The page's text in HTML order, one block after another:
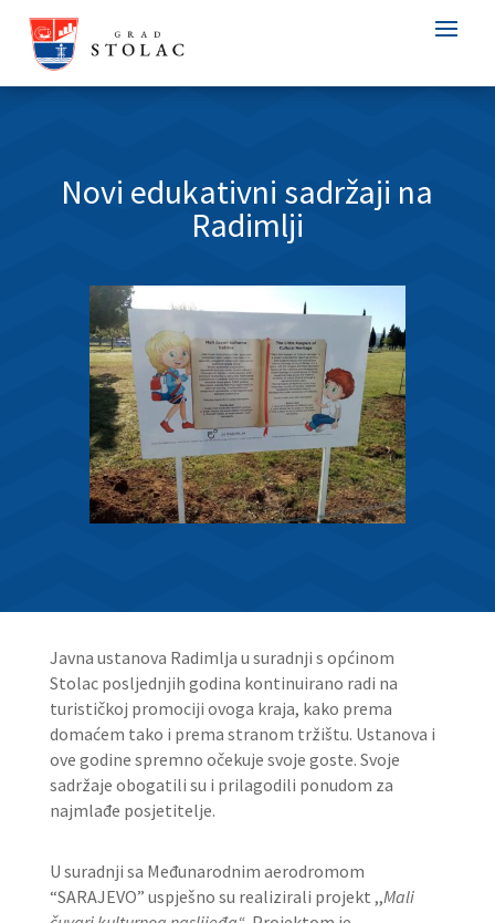
Novi edukativni sadržaji na
Radimlji
Javna ustanova Radimlja u suradnji s općinom
Stolac posljednjih godina kontinuirano radi na
turističkoj promociji ovoga kraja, kako prema
domaćem tako i prema stranom tržištu. Ustanova i
ove godine spremno očekuje svoje goste. Svoje
sadržaje obogatili su i prilagodili ponudom za
najmlađe posjetitelje.
U suradnji sa Međunarodnim aerodromom
“SARAJEVO” uspješno su realizirali projekt ,,Mali